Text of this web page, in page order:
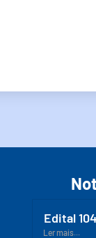
Edital
Ler mais...